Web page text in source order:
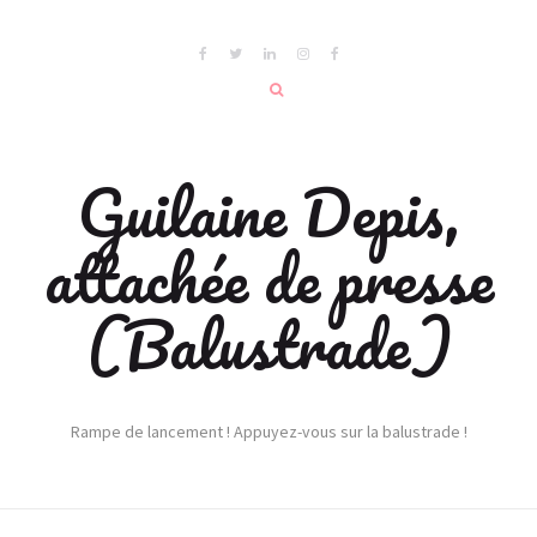
Guilaine Depis,
attachée de presse
(Balustrade)
Rampe de lancement ! Appuyez-vous sur la balustrade !